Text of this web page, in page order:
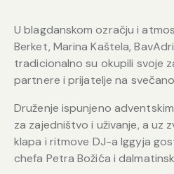
U blagdanskom ozračju i
Berket, Marina Kaštela,
tradicionalno su okupili svoje
partnere i prijatelje na
Druženje ispunjeno
za zajedništvo i uživanje, a uz
klapa i ritmove DJ-a Iggyja
chefa Petra Božića i